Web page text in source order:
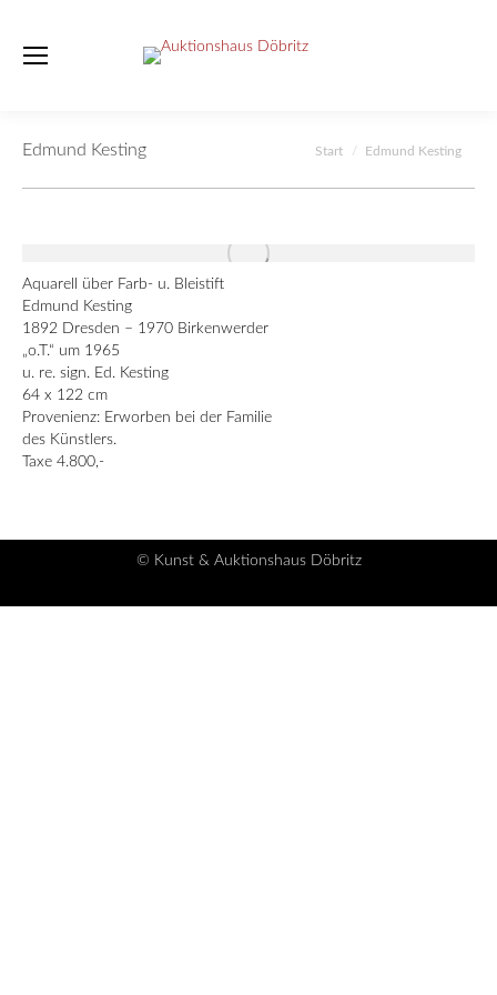
Edmund Kesting Sie befinden sich hier:
Start Edmund Kesting
Aquarell über Farb- u. Bleistift
Edmund Kesting
1892 Dresden – 1970 Birkenwerder
„o.T.“ um 1965
u. re. sign. Ed. Kesting
64 x 122 cm
Provenienz: Erworben bei der Familie
des Künstlers.
Taxe 4.800,-
© Kunst & Auktionshaus Döbritz